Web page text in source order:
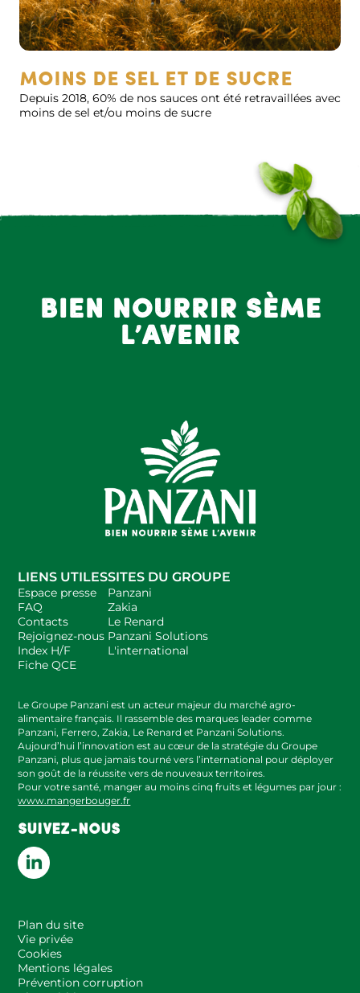
moins de sel et de sucre
Depuis 2018, 60% de nos sauces ont été retravaillées avec
moins de sel et/ou moins de sucre
bien nourrir sème
l’avenir
LIENS UTILES
Espace presse
FAQ
Contacts
Rejoignez-nous
Index H/F
Fiche QCE
SITES DU GROUPE
Panzani
Zakia
Le Renard
Panzani Solutions
L'international
Le Groupe Panzani est un acteur majeur du marché agro-
alimentaire français. Il rassemble des marques leader comme
Panzani, Ferrero, Zakia, Le Renard et Panzani Solutions.
Aujourd’hui l’innovation est au cœur de la stratégie du Groupe
Panzani, plus que jamais tourné vers l’international pour déployer
son goût de la réussite vers de nouveaux territoires.
Pour votre santé, manger au moins cinq fruits et légumes par jour :
www.mangerbouger.fr
SUIVEZ-NOUS
Plan du site
Vie privée
Cookies
Mentions légales
Prévention corruption